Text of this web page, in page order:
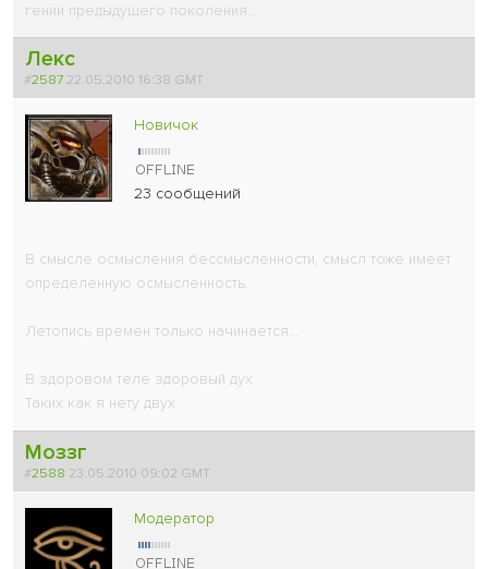
гении предыдущего поколения...
Лекс
#258722.05.2010 16:38 GMT
Новичок
23 сообщений
В смысле осмысления бессмысленности, смысл тоже имеет
определенную осмысленность.
Летопись времен только начинается...
В здоровом теле здоровый дух
Таких как я нету двух
Моззг
#2588 23.05.2010 09:02 GMT
Модератор